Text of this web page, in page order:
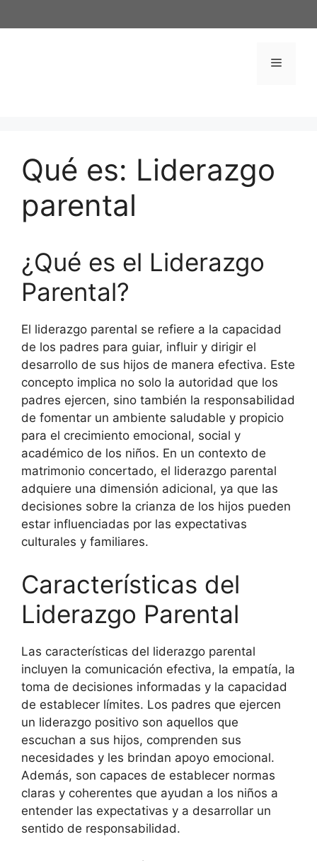
al
Menú
Qué es: Liderazgo
parental
¿Qué es el Liderazgo
Parental?
El liderazgo parental se refiere a la capacidad
de los padres para guiar, influir y dirigir el
desarrollo de sus hijos de manera efectiva. Este
concepto implica no solo la autoridad que los
padres ejercen, sino también la responsabilidad
de fomentar un ambiente saludable y propicio
para el crecimiento emocional, social y
académico de los niños. En un contexto de
matrimonio concertado, el liderazgo parental
adquiere una dimensión adicional, ya que las
decisiones sobre la crianza de los hijos pueden
estar influenciadas por las expectativas
culturales y familiares.
Características del
Liderazgo Parental
Las características del liderazgo parental
incluyen la comunicación efectiva, la empatía, la
toma de decisiones informadas y la capacidad
de establecer límites. Los padres que ejercen
un liderazgo positivo son aquellos que
escuchan a sus hijos, comprenden sus
necesidades y les brindan apoyo emocional.
Además, son capaces de establecer normas
claras y coherentes que ayudan a los niños a
entender las expectativas y a desarrollar un
sentido de responsabilidad.